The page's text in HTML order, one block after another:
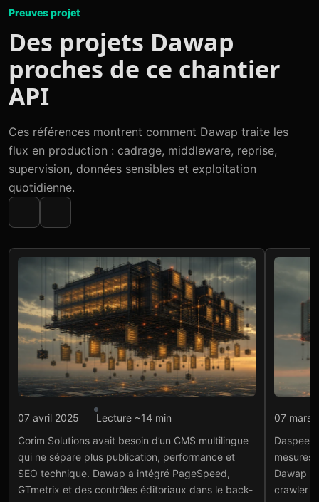
Preuves projet
Des projets Dawap
proches de ce chantier
API
Ces références montrent comment Dawap traite les
flux en production : cadrage, middleware, reprise,
supervision, données sensibles et exploitation
quotidienne.
Intégration API
multilingue connecté aux
APIs SEO
Voir le projet→
07 avril 2025
Lecture ~14 min
Corim Solutions avait besoin d’un CMS multilingue
qui ne sépare plus publication, performance et
SEO technique. Dawap a intégré PageSpeed,
GTmetrix et des contrôles éditoriaux dans le back-
07 mars
mesures
Dawap a
crawler